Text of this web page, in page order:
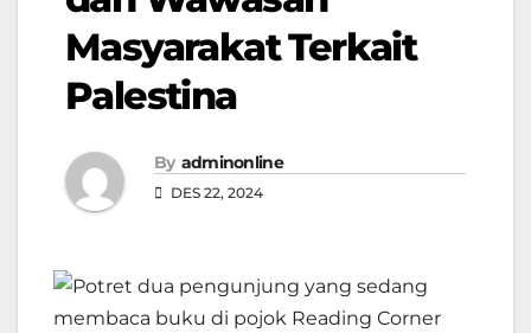
Masyarakat Terkait
Palestina
By adminonline
DES 22, 2024